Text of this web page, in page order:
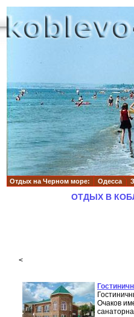
Отдых на Черном море: Одесса
ОТДЫХ В
<
Очаков